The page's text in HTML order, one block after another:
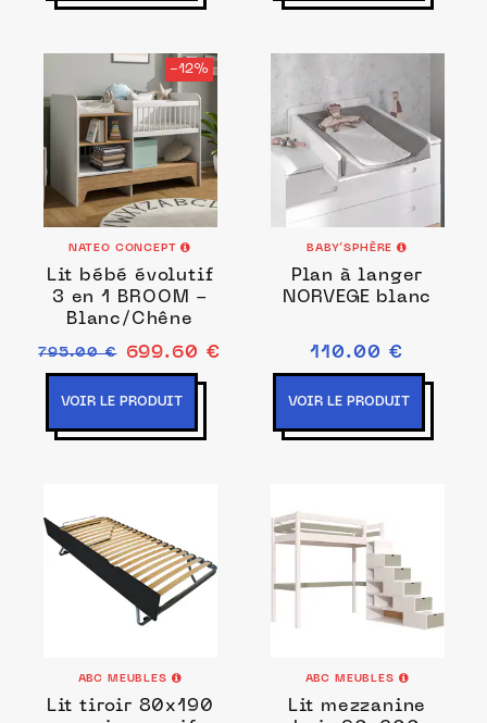
-12%
NATEO CONCEPT
Lit bébé évolutif
3 en 1 BROOM -
Blanc/Chêne
795.00 € 699.60 €
VOIR LE PRODUIT
BABY’SPHÈRE
Plan à langer
NORVEGE blanc
110.00 €
VOIR LE PRODUIT
ABC MEUBLES
Lit tiroir 80x190
ABC MEUBLES
Lit mezzanine